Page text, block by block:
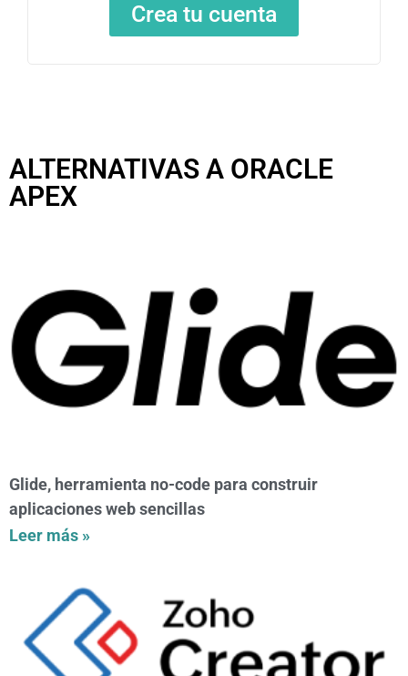
Crea tu cuenta
ALTERNATIVAS A ORACLE
APEX
Glide, herramienta no-code para construir
aplicaciones web sencillas
Leer más »